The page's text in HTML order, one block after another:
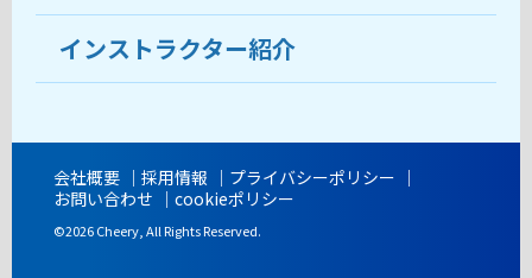
教室ブログ
開講時間
よくあるご質問
インストラクター紹介
会社概要 採用情報
プライバシーポリシー
お問い合わせ
cookieポリシー
©2026 Cheery, All Rights Reserved.